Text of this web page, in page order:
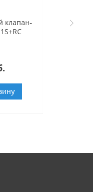
клапан-